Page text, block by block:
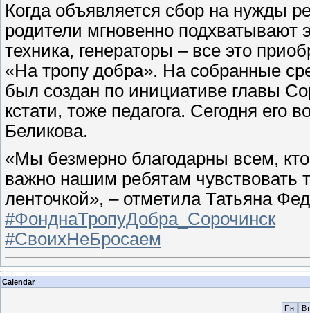
Когда объявляется сбор на нужды
родители мгновенно подхватывают
техника, генераторы – все это
«На тропу добра». На собранные
был создан по инициативе главы
кстати, тоже педагога. Сегодня его
Беликова.
«Мы безмерно благодарны всем, кто
важно нашим ребятам чувствовать
ленточкой», – отметила Татьяна
#ФонднаТропуДобра_Сорочинск
#СвоихНеБросаем
Calendar
Пн Вт